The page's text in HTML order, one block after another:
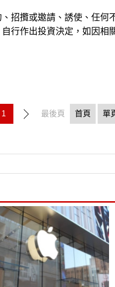
招攬或邀請、誘使、任何
行作出投資決定，如因相
1 最後頁 首頁 單